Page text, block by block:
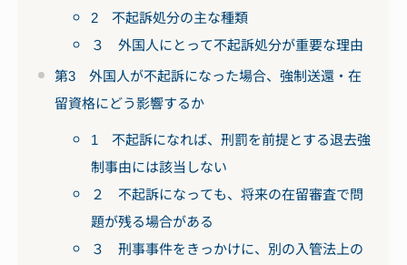
2 不起訴処分の主な種類
３ 外国人にとって不起訴処分が重要な理由
第3 外国人が不起訴になった場合、強制送還・在
留資格にどう影響するか
1 不起訴になれば、刑罰を前提とする退去強
制事由には該当しない
２ 不起訴になっても、将来の在留審査で問
題が残る場合がある
３ 刑事事件をきっかけに、別の入管法上の